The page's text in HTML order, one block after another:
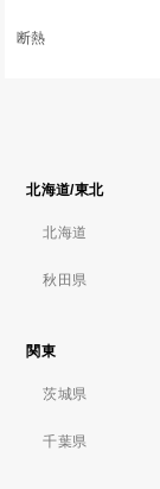
断熱
北海道/東北
北海道
秋田県
関東
茨城県
千葉県